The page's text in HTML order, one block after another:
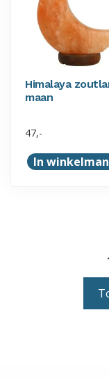
Himalaya
maan
47,-
In